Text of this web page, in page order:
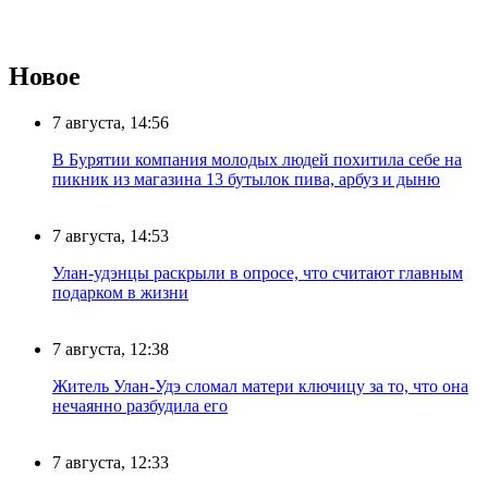
Новое
7 августа, 14:56
В Бурятии компания молодых людей похитила себе на
пикник из магазина 13 бутылок пива, арбуз и дыню
7 августа, 14:53
Улан-удэнцы раскрыли в опросе, что считают главным
подарком в жизни
7 августа, 12:38
Житель Улан-Удэ сломал матери ключицу за то, что она
нечаянно разбудила его
7 августа, 12:33